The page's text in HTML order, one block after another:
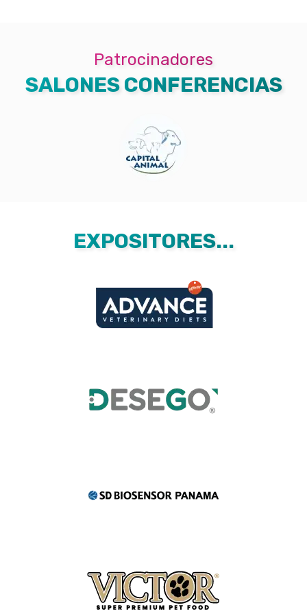
Patrocinadores
SALONES CONFERENCIAS
EXPOSITORES...